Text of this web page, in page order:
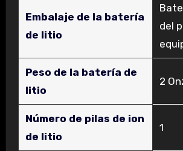
Embalaje de la batería
de litio
del
Peso de la batería de
litio
‎2
Número de pilas de ion
de litio
‎1